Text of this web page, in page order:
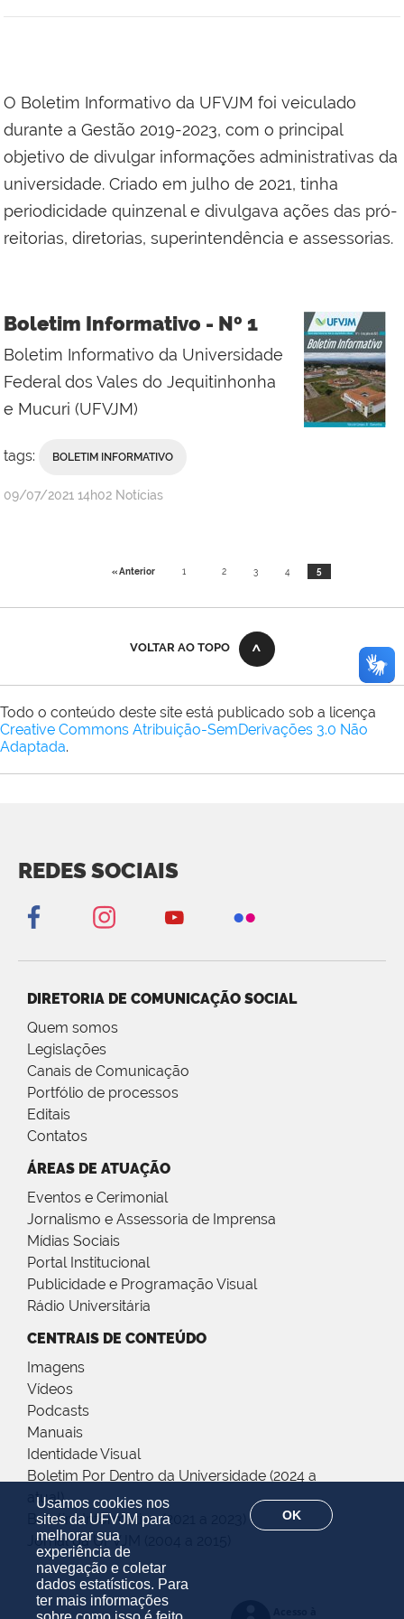
Usamos cookies nos
sites da UFVJM para
melhorar sua
experiência de
navegação e coletar
dados estatísticos. Para
ter mais informações
OK
O Boletim Informativo da UFVJM foi veiculado
durante a Gestão 2019-2023, com o principal
objetivo de divulgar informações administrativas da
universidade. Criado em julho de 2021, tinha
periodicidade quinzenal e divulgava ações das pró-
reitorias, diretorias, superintendência e assessorias.
Boletim Informativo - Nº 1
Boletim Informativo da Universidade
Federal dos Vales do Jequitinhonha
e Mucuri (UFVJM)
tags: BOLETIM INFORMATIVO
publicado
09/07/2021 14h02 Notícias
« Anterior 1 2 3 4 5
VOLTAR AO TOPO
Todo o conteúdo deste site está publicado sob a licença
Creative Commons Atribuição-SemDerivações 3.0 Não
Adaptada.
REDES SOCIAIS
DIRETORIA DE COMUNICAÇÃO SOCIAL
Quem somos
Legislações
Canais de Comunicação
Portfólio de processos
Editais
Contatos
ÁREAS DE ATUAÇÃO
Eventos e Cerimonial
Jornalismo e Assessoria de Imprensa
Mídias Sociais
Portal Institucional
Publicidade e Programação Visual
Rádio Universitária
CENTRAIS DE CONTEÚDO
Imagens
Vídeos
Podcasts
Manuais
Identidade Visual
Boletim Por Dentro da Universidade (2024 a
atual)
Boletim Informativo (2021 a 2023)
Jornal da UFVJM (2004 a 2015)